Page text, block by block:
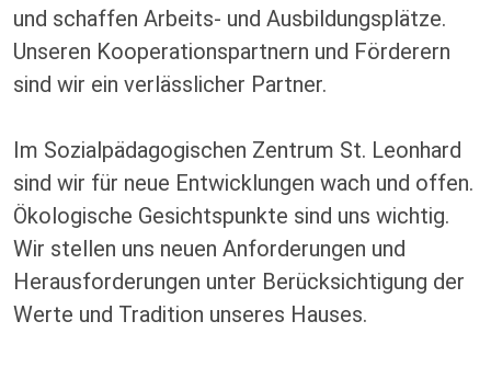
und schaffen Arbeits- und Ausbildungsplätze.
Unseren Kooperationspartnern und Förderern
sind wir ein verlässlicher Partner.
​​​​​​​Im Sozialpädagogischen Zentrum St. Leonhard
sind wir für neue Entwicklungen wach und offen.
Ökologische Gesichtspunkte sind uns wichtig.
Wir stellen uns neuen Anforderungen und
Herausforderungen unter Berücksichtigung der
Werte und Tradition unseres Hauses.